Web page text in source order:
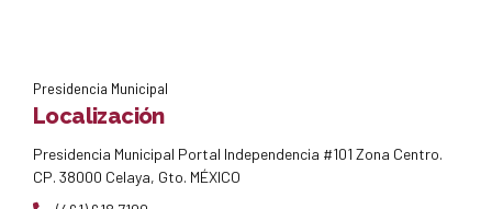
Presidencia Municipal
Localización
Presidencia Municipal Portal Independencia #101 Zona Centro.
CP. 38000 Celaya, Gto. MÉXICO